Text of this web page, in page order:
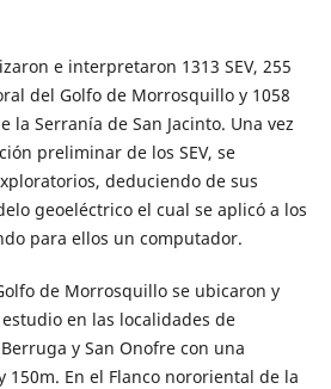
e interpretaron 1313 SEV, 255
del Golfo de Morrosquillo y 1058
la Serranía de San Jacinto. Una vez
preliminar de los SEV, se
deduciendo de sus
geoeléctrico el cual se aplicó a los
para ellos un computador.
de Morrosquillo se ubicaron y
en las localidades de
y San Onofre con una
En el Flanco nororiental de la